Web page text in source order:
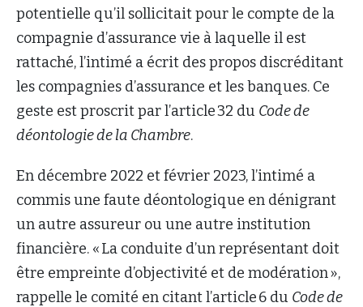
potentielle qu’il sollicitait pour le compte de la
compagnie d’assurance vie à laquelle il est
rattaché, l’intimé a écrit des propos discréditant
les compagnies d’assurance et les banques. Ce
geste est proscrit par l’article 32 du Code de
déontologie de la Chambre.
En décembre 2022 et février 2023, l’intimé a
commis une faute déontologique en dénigrant
un autre assureur ou une autre institution
financière. « La conduite d’un représentant doit
être empreinte d’objectivité et de modération »,
rappelle le comité en citant l’article 6 du Code de